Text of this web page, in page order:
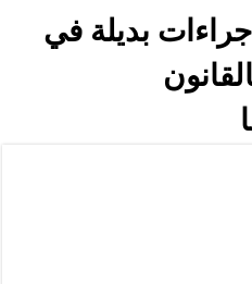
اجراءات بديلة في